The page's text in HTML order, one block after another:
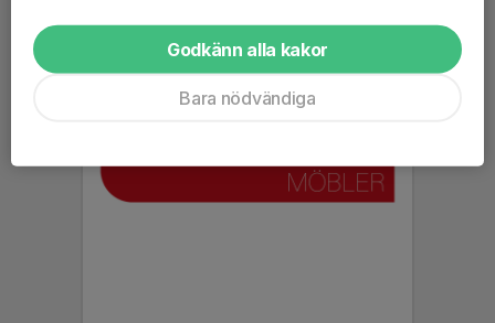
Godkänn alla kakor
Bara nödvändiga